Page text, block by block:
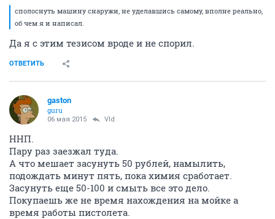
сполоснуть машину снаружи, не уделавшись самому, вполне реально,
об чем я и написал.
Да я с этим тезисом вроде и не спорил.
ОТВЕТИТЬ
gaston
guru
06 мая 2015 Vld
ННП.
Пару раз заезжал туда.
А что мешает засунуть 50 рублей, намылить,
подождать минут пять, пока химия сработает.
Засунуть еще 50-100 и смыть все это дело.
Покупаешь же не время нахождения на мойке а
время работы пистолета.